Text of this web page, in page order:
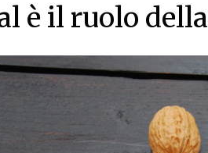
è il ruolo